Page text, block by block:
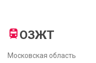
ОЗЖТ
Московская область